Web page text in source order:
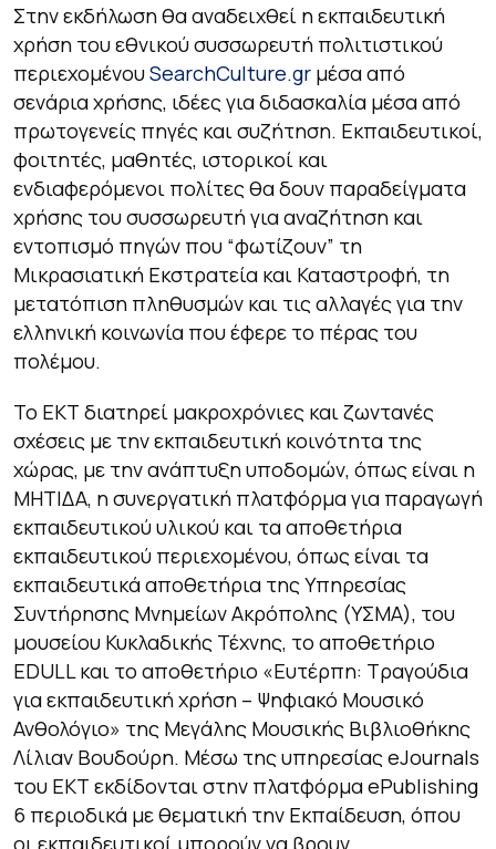
Στην εκδήλωση θα αναδειχθεί η εκπαιδευτική
χρήση του εθνικού συσσωρευτή πολιτιστικού
περιεχομένουSearchCulture.gr μέσα από
σενάρια χρήσης, ιδέες για διδασκαλία μέσα από
πρωτογενείς πηγές και συζήτηση. Εκπαιδευτικοί,
φοιτητές, μαθητές, ιστορικοί και
ενδιαφερόμενοι πολίτες θα δουν παραδείγματα
χρήσης του συσσωρευτή για αναζήτηση και
εντοπισμό πηγών που “φωτίζουν” τη
Μικρασιατική Εκστρατεία και Καταστροφή, τη
μετατόπιση πληθυσμών και τις αλλαγές για την
ελληνική κοινωνία που έφερε το πέρας του
πολέμου.
Το ΕΚΤ διατηρεί μακροχρόνιες και ζωντανές
σχέσεις με την εκπαιδευτική κοινότητα της
χώρας, με την ανάπτυξη υποδομών, όπως είναι η
ΜΗΤΙΔΑ, η συνεργατική πλατφόρμα για παραγωγή
εκπαιδευτικού υλικού και τα αποθετήρια
εκπαιδευτικού περιεχομένου, όπως είναι τα
εκπαιδευτικά αποθετήρια της Υπηρεσίας
Συντήρησης Μνημείων Ακρόπολης (ΥΣΜΑ), του
μουσείου Κυκλαδικής Τέχνης, το αποθετήριο
EDULL και το αποθετήριο «Ευτέρπη: Τραγούδια
για εκπαιδευτική χρήση – Ψηφιακό Μουσικό
Ανθολόγιο» της Μεγάλης Μουσικής Βιβλιοθήκης
Λίλιαν Βουδούρη. Μέσω της υπηρεσίας eJournals
του ΕΚΤ εκδίδονται στην πλατφόρμα ePublishing
6 περιοδικά με θεματική την Εκπαίδευση, όπου
οι εκπαιδευτικοί μπορούν να βρουν